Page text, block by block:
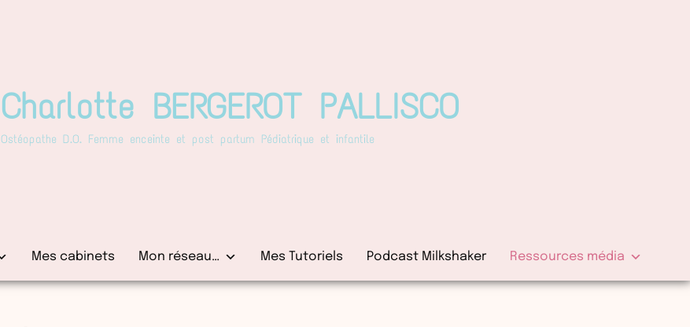
Charlotte BERGEROT PALLISCO
Ostéopathe D.O. Femme enceinte et post partum Pédiatrique et infantile
Mes cabinets Mon réseau… Mes Tutoriels Podcast Milkshaker Ressources média